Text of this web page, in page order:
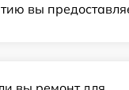
вы